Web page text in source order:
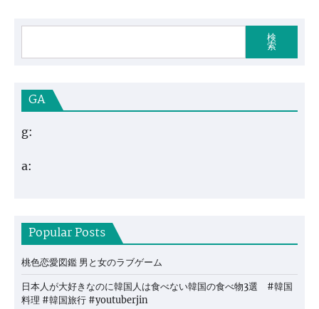
検
索
GA
g:
a:
Popular Posts
桃色恋愛図鑑 男と女のラブゲーム
日本人が大好きなのに韓国人は食べない韓国の食べ物3選 #韓国
料理 #韓国旅行 #youtuberjin